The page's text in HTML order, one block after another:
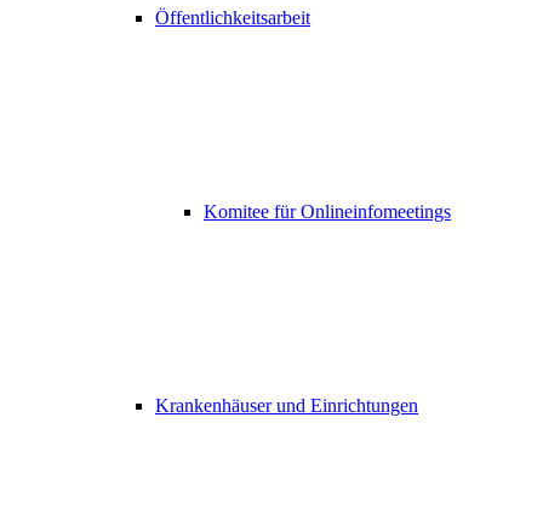
Öffentlichkeitsarbeit
Komitee für Onlineinfomeetings
Krankenhäuser und Einrichtungen